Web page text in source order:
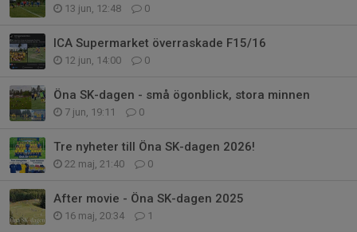
13 jun, 12:48 0
ICA Supermarket överraskade F15/16
12 jun, 14:00 0
Öna SK-dagen - små ögonblick, stora minnen
7 jun, 19:11 0
Tre nyheter till Öna SK-dagen 2026!
22 maj, 21:40 0
After movie - Öna SK-dagen 2025
16 maj, 20:34 1